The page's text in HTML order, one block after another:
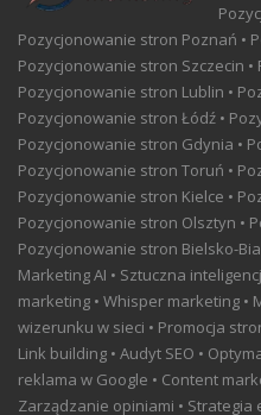
Pozycjonowanie stron Poznań •
Pozycjonowanie stron Szczecin
Pozycjonowanie stron Lublin •
Pozycjonowanie stron Łódź •
Pozycjonowanie stron Gdynia •
Pozycjonowanie stron Toruń •
Pozycjonowanie stron Kielce •
Pozycjonowanie stron Olsztyn •
Pozycjonowanie stron Bielsko-
Marketing AI • Sztuczna
marketing • Whisper marketing •
wizerunku w sieci • Promocja
Link building • Audyt SEO •
reklama w Google • Content
Zarządzanie opiniami •